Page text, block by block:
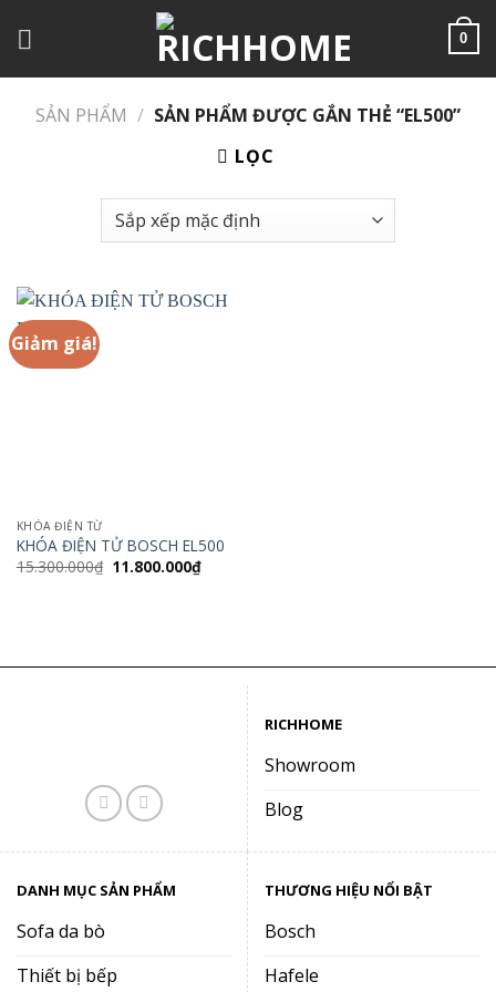
đến
0
SẢN PHẨM / SẢN PHẨM ĐƯỢC GẮN THẺ “EL500”
LỌC
Giảm giá!
KHÓA ĐIỆN TỪ
KHÓA ĐIỆN TỬ BOSCH EL500
15.300.000₫ Giá
gốc
11.800.000₫Giá
hiện
RICHHOME
Showroom
Blog
DANH MỤC SẢN PHẨM
Sofa da bò
Thiết bị bếp
THƯƠNG HIỆU NỔI BẬT
Bosch
Hafele